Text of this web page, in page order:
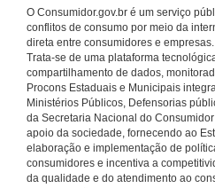
O Consumidor.gov.br é um serviço
conflitos de consumo por meio da
direta entre consumidores e empresas.
Trata-se de uma plataforma
compartilhamento de dados,
Procons Estaduais e Municipais
Ministérios Públicos, Defensorias
da Secretaria Nacional do
apoio da sociedade, fornecendo ao
elaboração e implementação de
consumidores e incentiva a
da qualidade e do atendimento ao